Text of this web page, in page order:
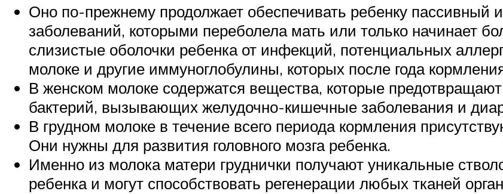
Оно по-прежнему продолжает обеспечивать ребенку пассивный
заболеваний, которыми переболела мать или только начинает
слизистые оболочки ребенка от инфекций, потенциальных
молоке и другие иммуноглобулины, которых после года
В женском молоке содержатся вещества, которые
бактерий, вызывающих желудочно-кишечные заболевания и
В грудном молоке в течение всего периода кормления
Они нужны для развития головного мозга ребенка.
Именно из молока матери груднички получают уникальные
ребенка и могут способствовать регенерации любых тканей